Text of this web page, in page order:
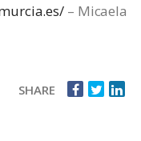
– Micaela
SHARE